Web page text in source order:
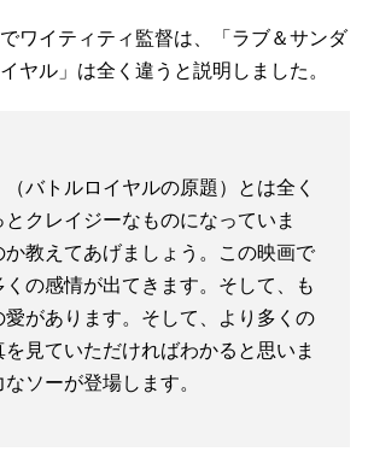
ワイティティ監督は、「ラブ＆サンダ
ヤル」は全く違うと説明しました。
（バトルロイヤルの原題）とは全く
クレイジーなものになっていま
か教えてあげましょう。この映画で
くの感情が出てきます。そして、も
愛があります。そして、より多くの
見ていただければわかると思いま
ソーが登場します。